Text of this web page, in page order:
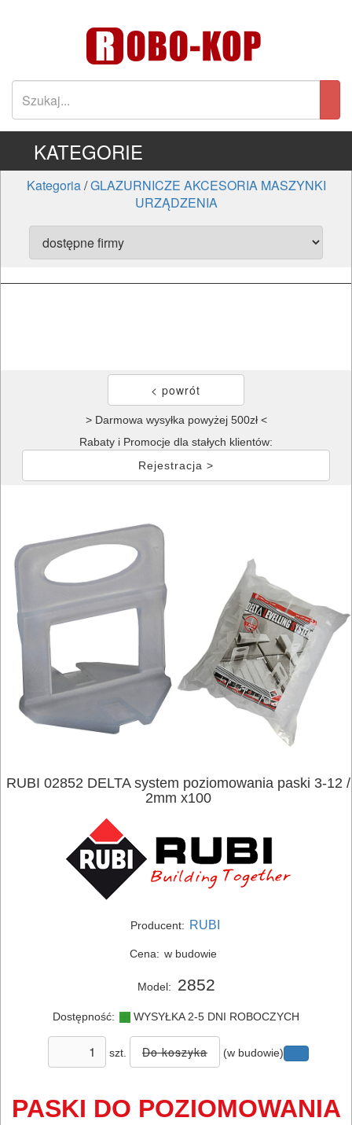
ELEKTRONARZĘDZIA
KATEGORIE
Kategoria/GLAZURNICZE AKCESORIA MASZYNKI
URZĄDZENIA
> Darmowa wysyłka powyżej 500zł <
Rabaty i Promocje dla stałych klientów:
Rejestracja >
RUBI 02852 DELTA system poziomowania paski 3-12 /
2mm x100
Producent: RUBI
Cena: w budowie
Model: 2852
Dostępność: WYSYŁKA 2-5 DNI ROBOCZYCH
szt. (w budowie)
PASKI DO POZIOMOWANIA